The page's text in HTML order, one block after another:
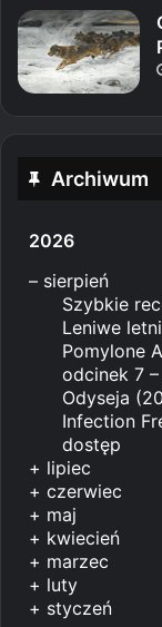
Archiwum
2026
– sierpień
Szybkie
Leniwe
Pomylone
odcinek 7 –
Odyseja
Infection
dostęp
+ lipiec
+ czerwiec
+ maj
+ kwiecień
+ marzec
+ luty
+ styczeń